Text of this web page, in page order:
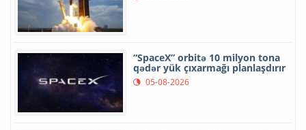
“SpaceX” orbitə 10 milyon tona
qədər yük çıxarmağı planlaşdırır
05-08-2026